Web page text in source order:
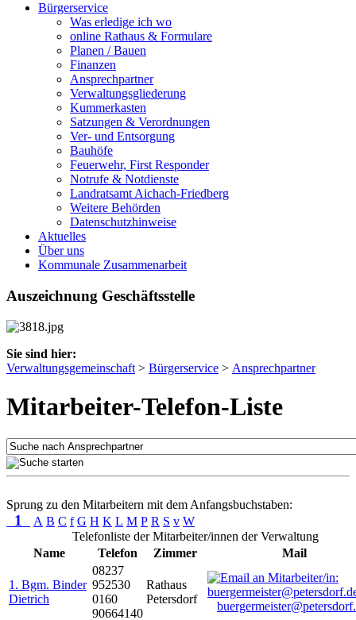
Bürgerservice
Was erledige ich wo
online Rathaus & Formulare
Planen / Bauen
Finanzen
Ansprechpartner
Verwaltungsgliederung
Kummerkasten
Satzungen & Verordnungen
Ver- und Entsorgung
Bauhöfe
Feuerwehr, First Responder
Notrufe & Notdienste
Landratsamt Aichach-Friedberg
Weitere Behörden
Datenschutzhinweise
Aktuelles
Über uns
Kommunale Zusammenarbeit
Auszeichnung Geschäftsstelle
Sie sind hier:
Verwaltungsgemeinschaft > Bürgerservice > Ansprechpartner
Mitarbeiter-Telefon-Liste
Sprung zu den Mitarbeitern mit dem Anfangsbuchstaben:
1 A B C f G H K L M P R S v W
Telefonliste der Mitarbeiter/innen der Verwaltung
Name
Telefon Zimmer Mail
1. Bgm. Binder
Dietrich
08237
952530
0160
90664140
Rathaus
Petersdorf